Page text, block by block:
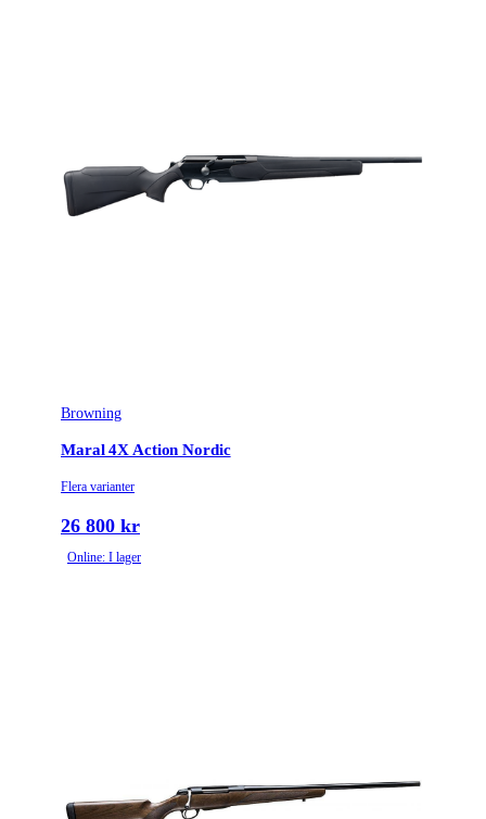
Browning
Maral 4X Action Nordic
Flera varianter
26 800 kr
Online: I lager